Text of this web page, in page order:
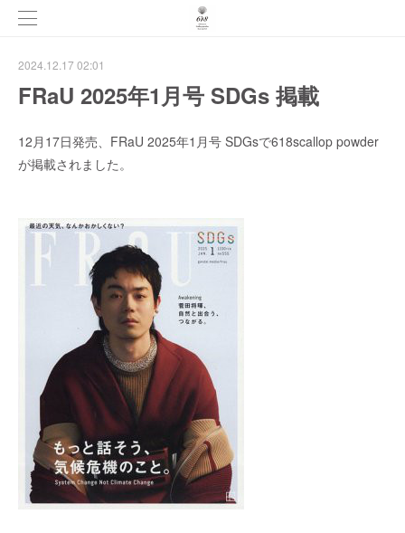
2024.12.17 02:01
FRaU 2025年1月号 SDGs 掲載
12月17日発売、FRaU 2025年1月号 SDGsで618scallop powder
が掲載されました。